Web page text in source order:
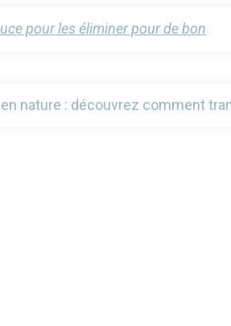
pour les éliminer pour de bon
nature : découvrez comment